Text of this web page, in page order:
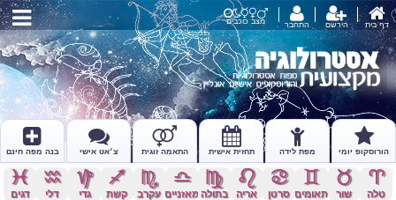
דף בית הירשם התחבר מצב כוכבים
הורוסקופ יומי מפת לידה תחזית אישית התאמה זוגית צ׳אט אישי בנה מפה חינם
a
טלה
s
שור
d
תאומים
f
סרטן
g
אריה
h
בתולה
j
מאזניים
k
עקרב
l
קשת
z
גדי
x
דלי
c
דגים